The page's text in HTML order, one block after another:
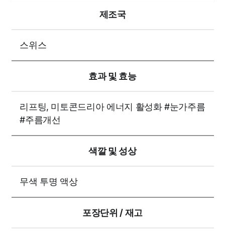
제조국
스위스
효과 및 효능
리프팅, 미토콘드리아 에너지 활성화 #눈가주름
#주름개선
색깔 및 성상
무색 투명 액상
포장단위 / 재고